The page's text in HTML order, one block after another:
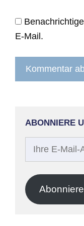
E-Mail.
ABONNIERE
Adresse